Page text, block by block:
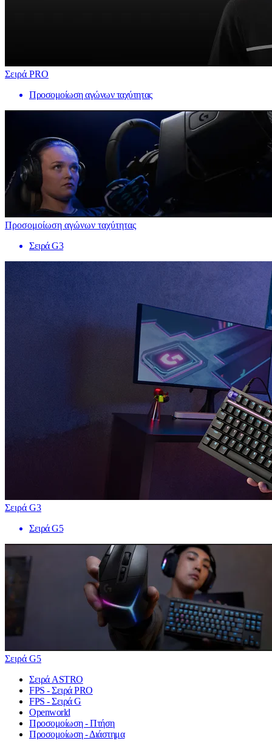
Σειρά PRO
Προσομοίωση αγώνων ταχύτητας
Προσομοίωση αγώνων ταχύτητας
Σειρά G3
Σειρά G3
Σειρά G5
Σειρά G5
Σειρά ASTRO
FPS - Σειρά PRO
FPS - Σειρά G
Openworld
Προσομοίωση - Πτήση
Προσομοίωση - Διάστημα